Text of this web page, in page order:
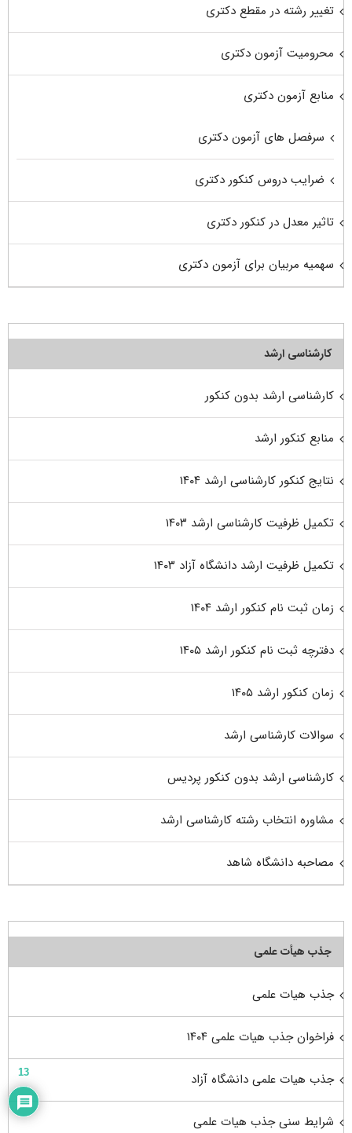
تغییر رشته در مقطع دکتری
محرومیت آزمون دکتری
منابع آزمون دکتری
سرفصل های آزمون دکتری
ضرایب دروس کنکور دکتری
تاثیر معدل در کنکور دکتری
سهمیه مربیان برای آزمون دکتری
کارشناسی ارشد
کارشناسی ارشد بدون کنکور
منابع کنکور ارشد
نتایج کنکور کارشناسی ارشد ۱۴۰۴
تکمیل ظرفیت کارشناسی ارشد ۱۴۰۳
تکمیل ظرفیت ارشد دانشگاه آزاد ۱۴۰۳
زمان ثبت نام کنکور ارشد ۱۴۰۴
دفترچه ثبت نام کنکور ارشد ۱۴۰۵
زمان کنکور ارشد ۱۴۰۵
سوالات کارشناسی ارشد
کارشناسی ارشد بدون کنکور پردیس
مشاوره انتخاب رشته کارشناسی ارشد
مصاحبه دانشگاه شاهد
جذب هیأت علمی
جذب هیات علمی
فراخوان جذب هیات علمی ۱۴۰۴
جذب هیات علمی دانشگاه آزاد
شرایط سنی جذب هیات علمی
13